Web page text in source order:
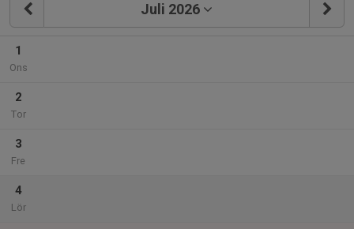
Juli 2026
1
Ons
2
Tor
3
Fre
4
Lör